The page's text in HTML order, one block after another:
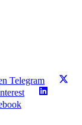
Telegram